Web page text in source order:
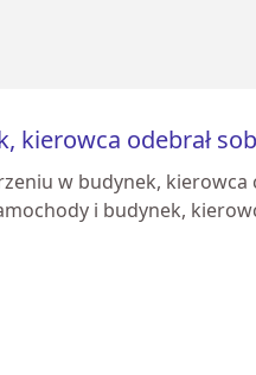
kierowca odebrał
w budynek, kierowca
i budynek,